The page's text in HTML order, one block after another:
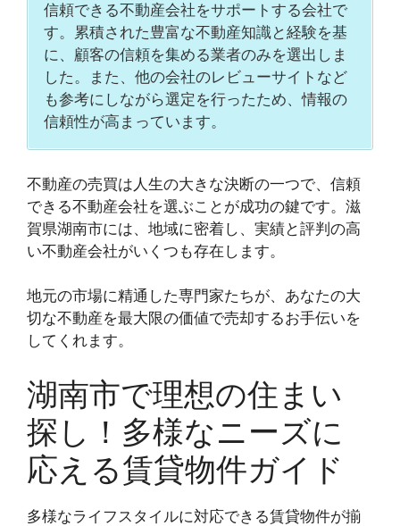
信頼できる不動産会社をサポートする会社で
す。累積された豊富な不動産知識と経験を基
に、顧客の信頼を集める業者のみを選出しま
した。また、他の会社のレビューサイトなど
も参考にしながら選定を行ったため、情報の
信頼性が高まっています。
不動産の売買は人生の大きな決断の一つで、信頼
できる不動産会社を選ぶことが成功の鍵です。滋
賀県湖南市には、地域に密着し、実績と評判の高
い不動産会社がいくつも存在します。
地元の市場に精通した専門家たちが、あなたの大
切な不動産を最大限の価値で売却するお手伝いを
してくれます。
湖南市で理想の住まい
探し！多様なニーズに
応える賃貸物件ガイド
多様なライフスタイルに対応できる賃貸物件が揃